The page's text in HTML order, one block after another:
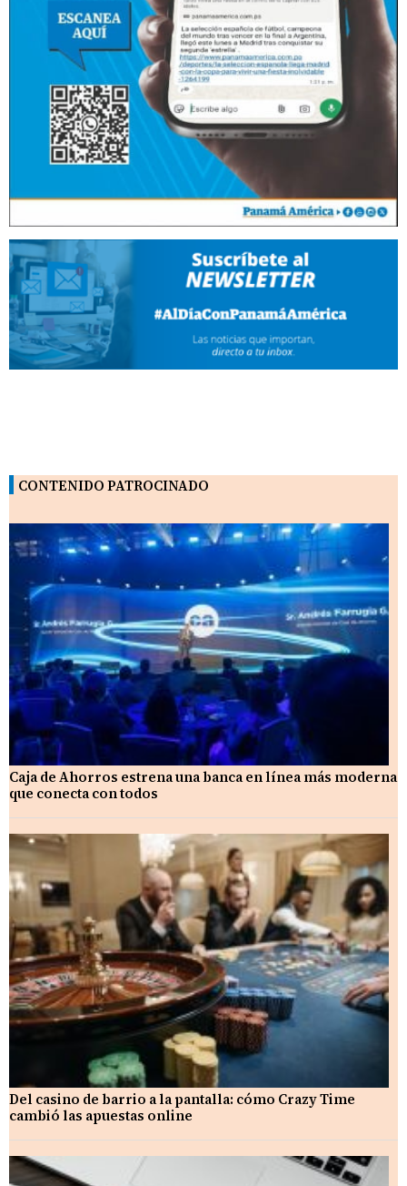
CONTENIDO PATROCINADO
Caja de Ahorros estrena una banca en línea más moderna
que conecta con todos
Del casino de barrio a la pantalla: cómo Crazy Time
cambió las apuestas online